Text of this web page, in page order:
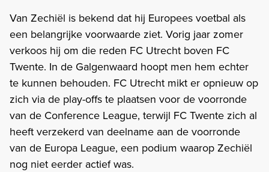
Van Zechiël is bekend dat hij Europees voetbal als
een belangrijke voorwaarde ziet. Vorig jaar zomer
verkoos hij om die reden FC Utrecht boven FC
Twente. In de Galgenwaard hoopt men hem echter
te kunnen behouden. FC Utrecht mikt er opnieuw op
zich via de play-offs te plaatsen voor de voorronde
van de Conference League, terwijl FC Twente zich al
heeft verzekerd van deelname aan de voorronde
van de Europa League, een podium waarop Zechiël
nog niet eerder actief was.